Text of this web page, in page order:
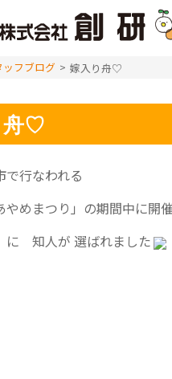
ッフブログ > 嫁入り舟♡
舟♡
で行なわれる
やめまつり」の期間中に開
に 知人が 選ばれました